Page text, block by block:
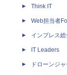
Think IT
Web担当者
インプレス
IT Leaders
ドローンジ